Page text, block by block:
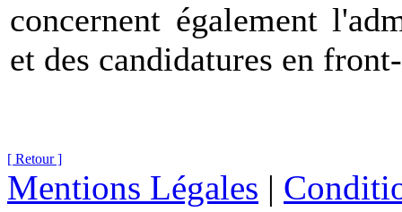
concernent également
et des candidatures en
[ Retour ]
Mentions Légales |